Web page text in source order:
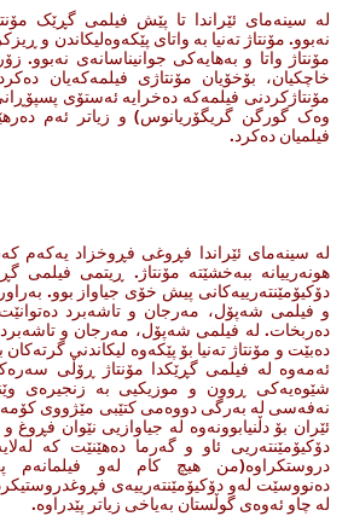
لە سینەمای ئێراندا تا پێش فیلمی گڕێک
نەبوو. مۆنتاژ تەنیا بە واتای پێکەوەلیکاندن و
مۆنتاژ واتا و بەهایەکی جوانیناسانەی نەبوو.
خاچکیان، بۆخۆیان مۆنتاژی فیلمەکەیان
مۆنتاژکردنی فیلمەکە دەخرایە ئەستۆی
وەک گورگن گریگۆریانوس) و زیاتر ئەم
فیلمیان دەکرد.
لە سینەمای ئێراندا فڕوغی فڕوخزاد یەکەم
هونەرییانە ببەخشێتە مۆنتاژ. ڕیتمی فیلمی
دۆکیۆمێنتەرییەکانی پیش خۆی جیاواز بوو.
و فیلمی شەپۆل، مەرجان و تاشەبرد
دەربخات. لە فیلمی شەپۆل، مەرجان و تاشەبرد
دەبێت و مۆنتاژ تەنیا بۆ پێکەوە لیکاندنی
ئەمەوە لە فیلمی گڕێکدا مۆنتاژ ڕۆڵی
شێوەیەکی ڕوون و موزیکیی بە زنجیرەی
نەفەسی لە بەرگی دووەمی کتێبی مێژووی
ئێران بۆ دڵنیابوونەوە لە جیاوازیی نێوان
دۆکیۆمێنتەریی ئاو و گەرما دەهێنێت کە
دروستکراوە(من هیچ کام لەو فیلمانەم
دەنووسێت لەو دۆکیۆمێنتەرییەی
لە چاو ئەوەی گوڵستان بەیاخی زیاتر پێدراوە.